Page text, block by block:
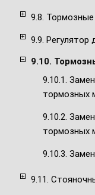
9.8.
9.9. Регулятор
9.10.
9.10.1.
тормозных
9.10.2.
тормозных
9.10.3.
9.11.